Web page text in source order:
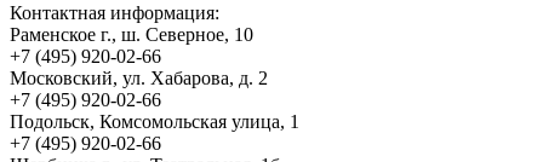
Контактная информация:
Раменское г., ш. Северное, 10
+7 (495) 920-02-66
Московский, ул. Хабарова, д. 2
+7 (495) 920-02-66
Подольск, Комсомольская улица, 1
+7 (495) 920-02-66